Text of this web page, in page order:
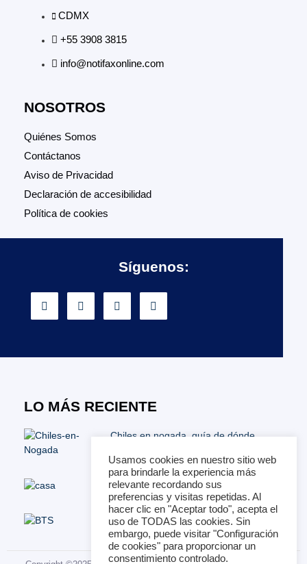
CDMX
+55 3908 3815
info@notifaxonline.com
NOSOTROS
Quiénes Somos
Contáctanos
Aviso de Privacidad
Declaración de accesibilidad
Política de cookies
Síguenos:
LO MÁS RECIENTE
Chiles en nogada, guía de dónde
¿Compras casa usada? Revisa estos
puntos y evita estafas inmobiliarias
BTS the city arirang new york
Usamos cookies en nuestro sitio web
para brindarle la experiencia más
relevante recordando sus
preferencias y visitas repetidas. Al
hacer clic en "Aceptar todo", acepta el
uso de TODAS las cookies. Sin
embargo, puede visitar "Configuración
de cookies" para proporcionar un
consentimiento controlado.